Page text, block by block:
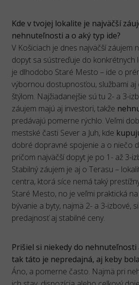
Kde v tvojej lokalite je najväčší
nehnuteľnosti a o aký typ ide?
V Košiciach je dnes najväčší záujem
dopyt sa sústreďuje do konkrétnych
je dlhodobo Staré Mesto – ide o
výbornou dostupnosťou, službami aj
štýlom. Najžiadanejšie sú tu 2- a 3-
záujem majú aj investori, takže
predávajú pomerne rýchlo. Veľmi
mestské časti Sever a Juh, kde
dobré dopravné spojenie a o niečo
pričom najväčší dopyt je po 1- až 3-
Stabilný záujem je aj o Terasu –
centra, ktorá síce nemá taký
Staré Mesto, no je veľmi praktická
bývanie a byty, najmä 2- a 3-izbové,
predajnosť aj stabilné ceny.
Prišiel si niekedy do nehnuteľnosti
tak táto je nepredajná, aj keby
Áno, a pomerne často. Najmä pri